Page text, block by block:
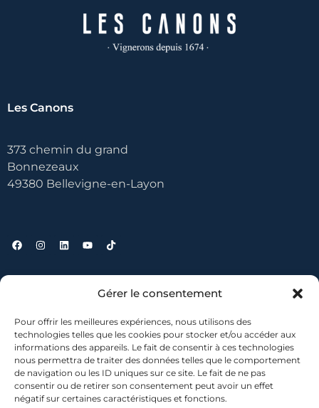
Gérer le consentement
Pour offrir les meilleures expériences, nous utilisons des
technologies telles que les cookies pour stocker et/ou accéder aux
informations des appareils. Le fait de consentir à ces technologies
nous permettra de traiter des données telles que le comportement
de navigation ou les ID uniques sur ce site. Le fait de ne pas
consentir ou de retirer son consentement peut avoir un effet
négatif sur certaines caractéristiques et fonctions.
Les Canons
373 chemin du grand
Bonnezeaux
49380 Bellevigne-en-Layon
Contact
Où nous trouver ?
Mentions légales
Conditions générales de vente